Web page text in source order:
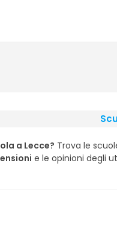
a Lecce? Trova le
e le opinioni degli